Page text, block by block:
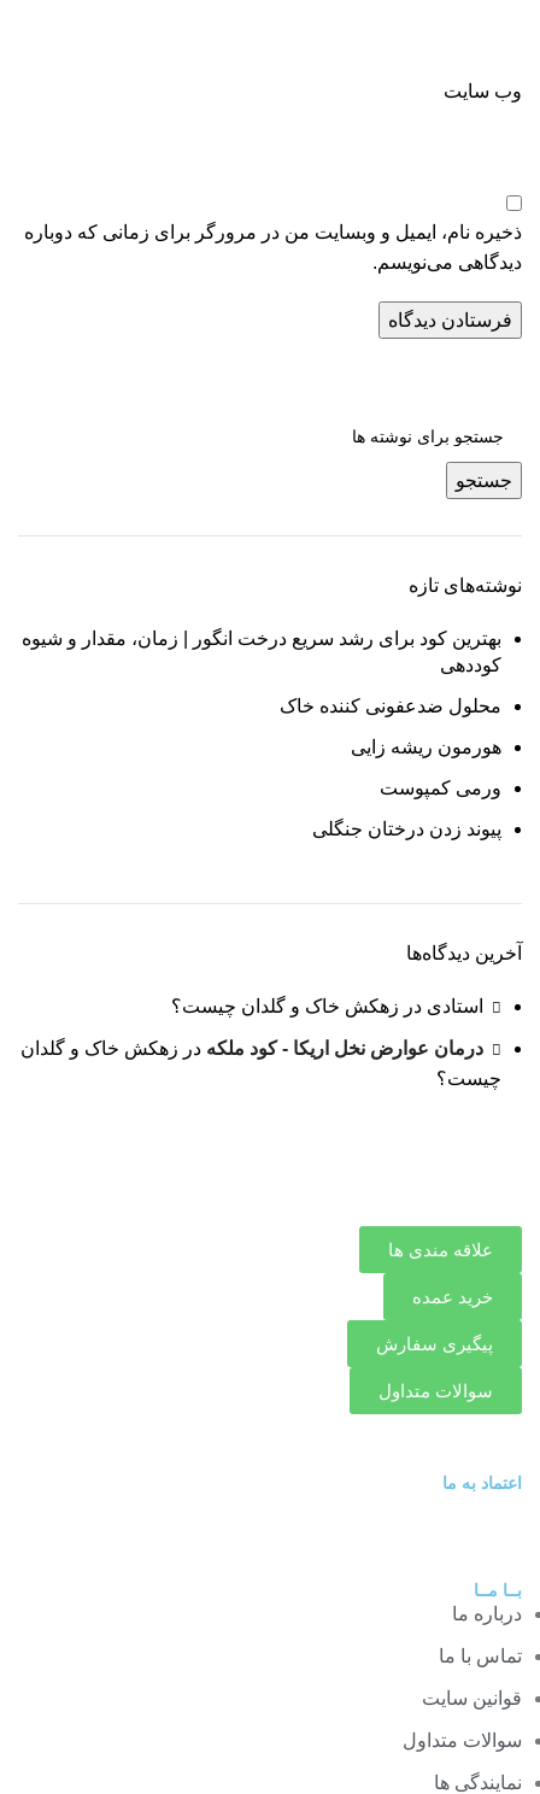
وب‌ سایت
ذخیره نام، ایمیل و وبسایت من در مرورگر برای زمانی که دوباره
دیدگاهی می‌نویسم.
جستجو
نوشته‌های تازه
بهترین کود برای رشد سریع درخت انگور | زمان، مقدار و شیوه
کوددهی
محلول ضدعفونی کننده خاک
هورمون ریشه زایی
ورمی کمپوست
پیوند زدن درختان جنگلی
آخرین دیدگاه‌ها
استادی در زهکش خاک و گلدان چیست؟
درمان عوارض نخل اریکا - کود ملکه در زهکش خاک و گلدان
چیست؟
علاقه مندی ها
خرید عمده
پیگیری سفارش
سوالات متداول
اعتماد به ما
بــا مــا
درباره ما
تماس با ما
قوانین سایت
سوالات متداول
نمایندگی ها